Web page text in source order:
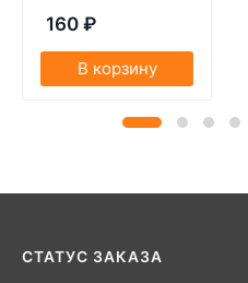
160 ₽
В корзину
СТАТУС ЗАКАЗА